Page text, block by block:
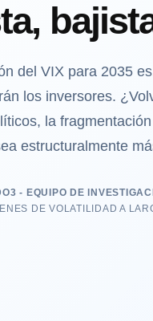
del VIX para 2035
los inversores.
la
estructuralmente
- EQUIPO DE
DE VOLATILIDAD A